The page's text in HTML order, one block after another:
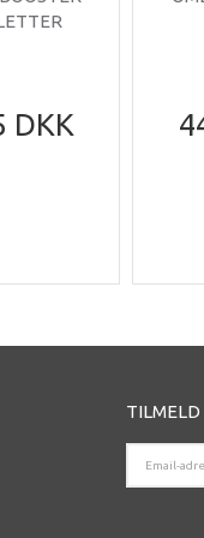
DKK
TILMELD
ADRESSE